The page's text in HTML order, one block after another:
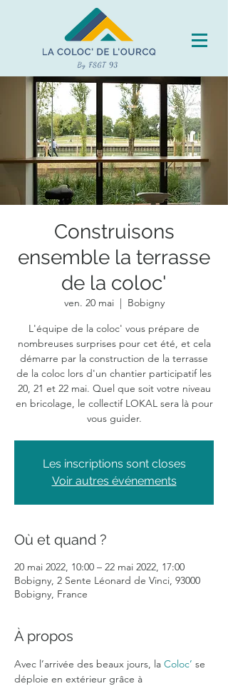
Construisons
ensemble la terrasse
de la coloc'
ven. 20 mai
  |
Bobigny
L'équipe de la coloc' vous prépare de
nombreuses surprises pour cet été, et cela
démarre par la construction de la terrasse
de la coloc lors d'un chantier participatif les
20, 21 et 22 mai. Quel que soit votre niveau
en bricolage, le collectif LOKAL sera là pour
vous guider.
Les inscriptions sont closes
Voir autres événements
Où et quand ?
20 mai 2022, 10:00 – 22 mai 2022, 17:00
Bobigny, 2 Sente Léonard de Vinci, 93000
Bobigny, France
À propos
Avec l’arrivée des beaux jours, la Coloc’ se
déploie en extérieur grâce à